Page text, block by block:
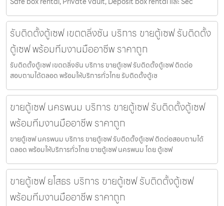
รับติดตั้งตู้เซฟ เขตตลิ่งชัน บริการ ขายตู้เซฟ รับติดตั้ง
ตู้เซฟ พร้อมทีมงานมืออาชีพ ราคาถูก
รับติดตั้งตู้เซฟ เขตตลิ่งชัน บริการ ขายตู้เซฟ รับติดตั้งตู้เซฟ ติดต่อ
สอบถามได้ตลอด พร้อมให้บริการทั่วไทย รับติดตั้งตู้เซ
ขายตู้เซฟ นครพนม บริการ ขายตู้เซฟ รับติดตั้งตู้เซฟ
พร้อมทีมงานมืออาชีพ ราคาถูก
ขายตู้เซฟ นครพนม บริการ ขายตู้เซฟ รับติดตั้งตู้เซฟ ติดต่อสอบถามได้
ตลอด พร้อมให้บริการทั่วไทย ขายตู้เซฟ นครพนม โดย ตู้เซฟ
ขายตู้เซฟ ยโสธร บริการ ขายตู้เซฟ รับติดตั้งตู้เซฟ
พร้อมทีมงานมืออาชีพ ราคาถูก